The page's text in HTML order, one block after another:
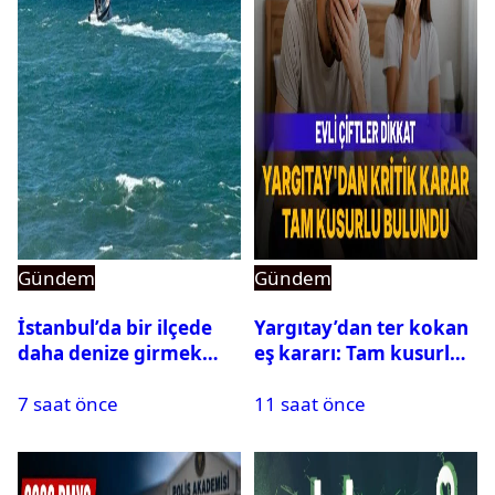
Gündem
İstanbul’da bir ilçede
daha denize girmek
7 saat önce
Gündem
Yargıtay’dan ter kokan
eş kararı: Tam kusurlu
11 saat önce